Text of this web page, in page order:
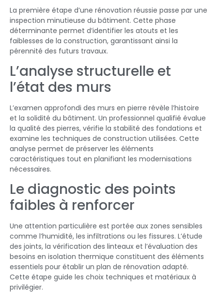
La première étape d’une rénovation réussie passe par une
inspection minutieuse du bâtiment. Cette phase
déterminante permet d’identifier les atouts et les
faiblesses de la construction, garantissant ainsi la
pérennité des futurs travaux.
L’analyse structurelle et
l’état des murs
L’examen approfondi des murs en pierre révèle l’histoire
et la solidité du bâtiment. Un professionnel qualifié évalue
la qualité des pierres, vérifie la stabilité des fondations et
examine les techniques de construction utilisées. Cette
analyse permet de préserver les éléments
caractéristiques tout en planifiant les modernisations
nécessaires.
Le diagnostic des points
faibles à renforcer
Une attention particulière est portée aux zones sensibles
comme l’humidité, les infiltrations ou les fissures. L’étude
des joints, la vérification des linteaux et l’évaluation des
besoins en isolation thermique constituent des éléments
essentiels pour établir un plan de rénovation adapté.
Cette étape guide les choix techniques et matériaux à
privilégier.